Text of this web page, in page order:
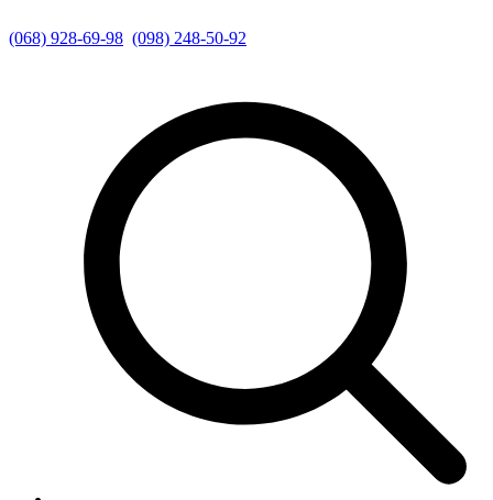
(068) 928-69-98 (098) 248-50-92